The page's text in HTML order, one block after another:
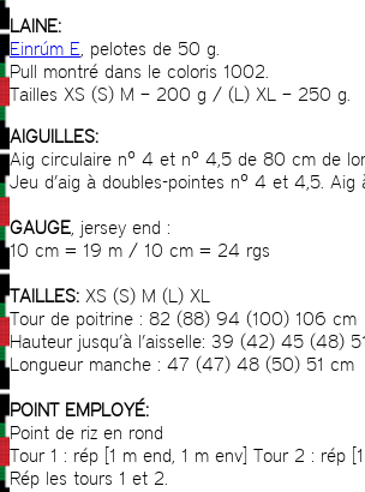
LAINE:
Einrúm E, pelotes de 50 g.
Pull montré dans le coloris 1002.
Tailles XS (S) M – 200 g / (L) XL – 250 g.
AIGUILLES:
Aig circulaire n° 4 et n° 4,5 de 80 cm de
Jeu d’aig à doubles-pointes n° 4 et 4,5. Aig
GAUGE, jersey end :
10 cm = 19 m / 10 cm = 24 rgs
TAILLES: XS (S) M (L) XL
Tour de poitrine : 82 (88) 94 (100) 106 cm
Hauteur jusqu’à l’aisselle: 39 (42) 45 (48)
Longueur manche : 47 (47) 48 (50) 51 cm
POINT EMPLOYÉ:
Point de riz en rond
Tour 1 : rép [1 m end, 1 m env] Tour 2 : rép
Rép les tours 1 et 2.